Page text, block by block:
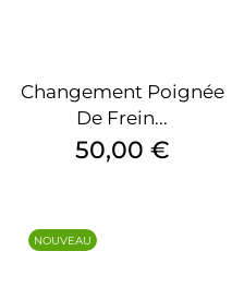
Changement Poignée
De Frein...
Prix
50,00 €
NOUVEAU